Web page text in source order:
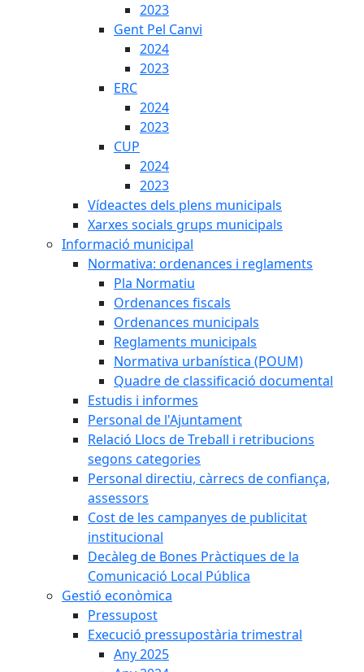
2023
Gent Pel Canvi
2024
2023
ERC
2024
2023
CUP
2024
2023
Vídeactes dels plens municipals
Xarxes socials grups municipals
Informació municipal
Normativa: ordenances i reglaments
Pla Normatiu
Ordenances fiscals
Ordenances municipals
Reglaments municipals
Normativa urbanística (POUM)
Quadre de classificació documental
Estudis i informes
Personal de l'Ajuntament
Relació Llocs de Treball i retribucions
segons categories
Personal directiu, càrrecs de confiança,
assessors
Cost de les campanyes de publicitat
institucional
Decàleg de Bones Pràctiques de la
Comunicació Local Pública
Gestió econòmica
Pressupost
Execució pressupostària trimestral
Any 2025